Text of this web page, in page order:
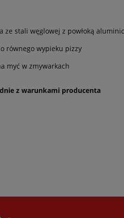
ze stali węglowej z powłoką
równego wypieku pizzy
myć w zmywarkach
z warunkami producenta